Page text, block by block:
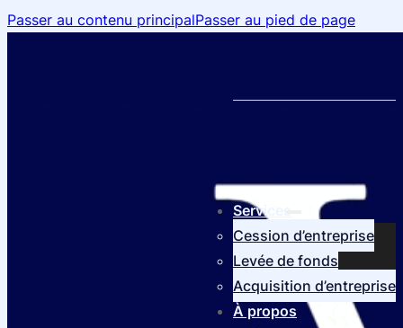
Passer au contenu principalPasser au pied de page
Services
Cession d’entreprise
Levée de fonds
Acquisition d’entreprise
À propos